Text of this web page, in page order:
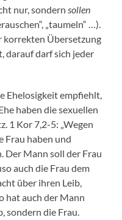
nur, sondernsollen
„taumeln“ …).
korrekten Übersetzung
darauf darf sich jeder
Ehelosigkeit empfiehlt,
haben die sexuellen
1 Kor 7,2-5: „Wegen
Frau haben und
Der Mann soll der Frau
auch die Frau dem
über ihren Leib,
hat auch der Mann
sondern die Frau.